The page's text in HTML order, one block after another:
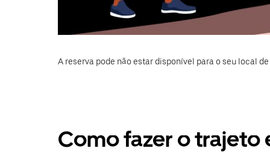
A reserva pode não estar disponível para o seu local
Como fazer o trajeto